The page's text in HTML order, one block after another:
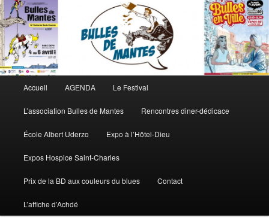
Aller au contenu principal
Aller au contenu secondaire
Accueil AGENDA Le Festival
L’association Bulles de Mantes Rencontres diner-dédicace
École Albert Uderzo Expo à l’Hôtel-Dieu
Expos Hospice Saint-Charles
Prix de la BD aux couleurs du blues Contact
L’affiche d’Achdé